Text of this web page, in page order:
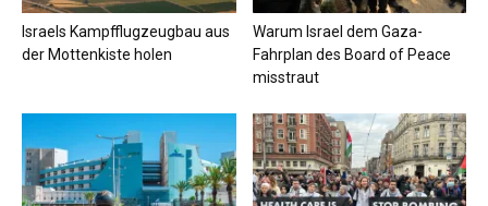
Israels Kampfflugzeugbau aus
der Mottenkiste holen
Warum Israel dem Gaza-
Fahrplan des Board of Peace
misstraut